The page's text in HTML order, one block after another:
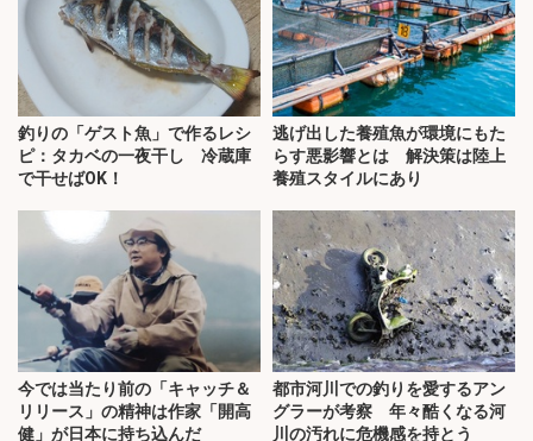
釣りの「ゲスト魚」で作るレシ
ピ：タカベの一夜干し 冷蔵庫
で干せばOK！
逃げ出した養殖魚が環境にもた
らす悪影響とは 解決策は陸上
養殖スタイルにあり
今では当たり前の「キャッチ＆
リリース」の精神は作家「開高
健」が日本に持ち込んだ
都市河川での釣りを愛するアン
グラーが考察 年々酷くなる河
川の汚れに危機感を持とう